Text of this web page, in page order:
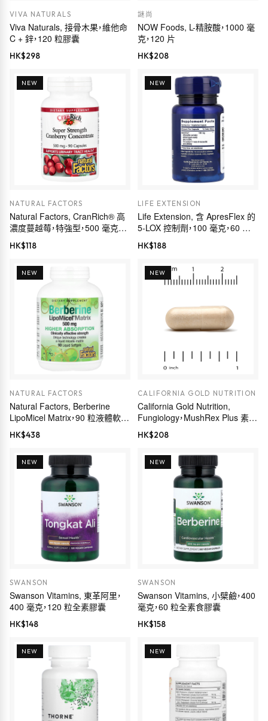
VIVA NATURALS
Viva Naturals, 接骨木果，維他命
C + 鋅，120 粒膠囊
HK$298
謎尚
NOW Foods, L-精胺酸，1000 毫
克，120 片
HK$208
NEW
NATURAL FACTORS
Natural Factors, CranRich® 高
濃度蔓越莓，特強型，500 毫克，
90 粒膠囊
HK$118
NEW
LIFE EXTENSION
Life Extension, 含 ApresFlex 的
5-LOX 控制劑，100 毫克，60 粒
素食膠囊
HK$188
NEW
NATURAL FACTORS
Natural Factors, Berberine
LipoMicel Matrix，90 粒液體軟膠
HK$438
NEW
CALIFORNIA GOLD NUTRITION
California Gold Nutrition,
Fungiology，MushRex Plus 素食
膠囊，多面十種蘑菇複合物，含姬
鬆茸、白樺茸、蟲草和猴頭菇，120
HK$208
NEW
SWANSON
Swanson Vitamins, 東革阿里，
400 毫克，120 粒全素膠囊
HK$148
NEW
SWANSON
Swanson Vitamins, 小檗鹼，400
毫克，60 粒全素食膠囊
HK$158
NEW NEW